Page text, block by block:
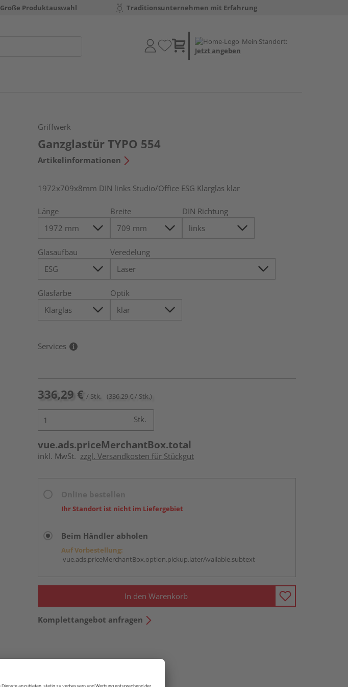
Große Produktauswahl Traditionsunternehmen mit Erfahrung
Mein Standort:
Jetzt angeben
Griffwerk
Ganzglastür TYPO 554
Artikelinformationen
1972x709x8mm DIN links Studio/Office ESG Klarglas klar
Länge Breite DIN Richtung
Glasaufbau Veredelung
Glasfarbe Optik
Services
336,29 € / Stk. (336,29 € / Stk.)
Stk.
vue.ads.priceMerchantBox.total
inkl. MwSt. zzgl. Versandkosten für Stückgut
Ihr Standort ist nicht im Liefergebiet
Beim Händler abholen
Auf Vorbestellung:
vue.ads.priceMerchantBox.option.pickup.laterAvailable.subtext
In den Warenkorb
Komplettangebot anfragen